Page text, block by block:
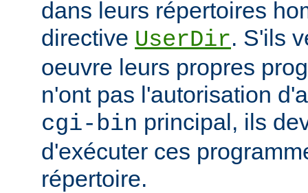
dans leurs répertoires
directive UserDir. S'ils
oeuvre leurs propres
n'ont pas l'autorisation
cgi-bin principal, ils
d'exécuter ces
répertoire.